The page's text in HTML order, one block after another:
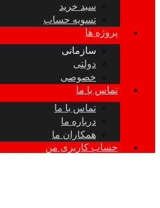
سبد خرید
تسویه حساب
پروژه ها
سازمانی
دولتی
خصوصی
تماس با ما
تماس با ما
درباره ما
همکاران ما
حساب کاربری من